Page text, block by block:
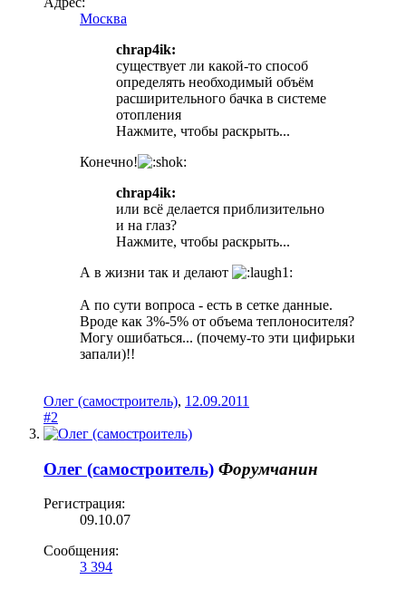
Москва
chrap4ik:
существует ли какой-то способ
определять необходимый объём
расширительного бачка в системе
отопления
Нажмите, чтобы раскрыть...
Конечно!
chrap4ik:
или всё делается приблизительно
и на глаз?
Нажмите, чтобы раскрыть...
А в жизни так и делают
А по сути вопроса - есть в сетке данные.
Вроде как 3%-5% от объема теплоносителя?
Могу ошибаться... (почему-то эти цифирьки
запали)!!
Олег (самостроитель), 12.09.2011
#2
Олег (самостроитель) Форумчанин
Регистрация:
09.10.07
Сообщения:
3 394